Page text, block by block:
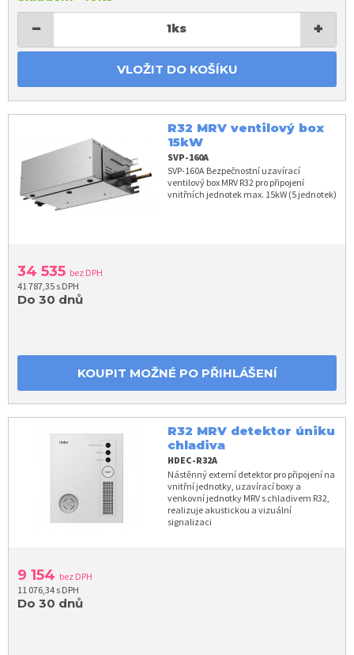
− 1ks +
VLOŽIT DO KOŠÍKU
R32 MRV ventilový box
15kW
SVP-160A
SVP-160A Bezpečnostní uzavírací
ventilový box MRV R32 pro připojení
vnitřních jednotek max. 15kW (5 jednotek)
34 535 bez DPH
41 787,35 s DPH
Do 30 dnů
KOUPIT MOŽNÉ PO PŘIHLÁŠENÍ
R32 MRV detektor úniku
chladiva
HDEC-R32A
Nástěnný externí detektor pro připojení na
vnitřní jednotky, uzavírací boxy a
venkovní jednotky MRV s chladivem R32,
realizuje akustickou a vizuální
signalizaci
9 154 bez DPH
11 076,34 s DPH
Do 30 dnů